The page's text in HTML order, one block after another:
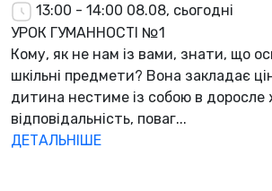
13:00 - 14:00 08.08, сьогодні
УРОК ГУМАННОСТІ №1
Кому, як не нам із вами, знати, що
шкільні предмети? Вона закладає
дитина нестиме із собою в доросле
відповідальність, поваг...
ДЕТАЛЬНІШЕ